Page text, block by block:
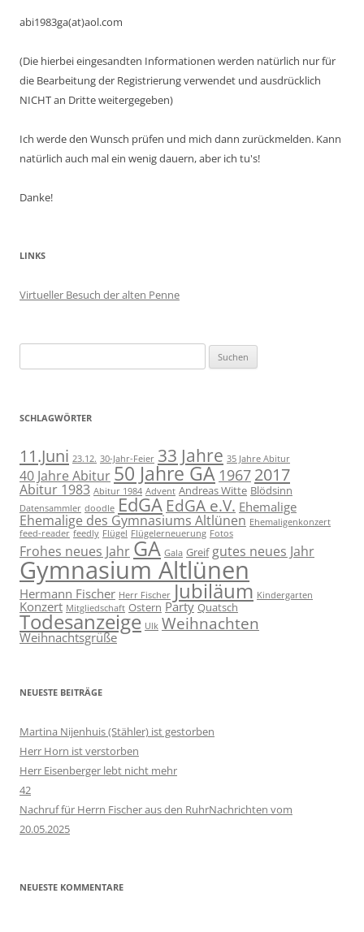
abi1983ga(at)aol.com
(Die hierbei eingesandten Informationen werden natürlich nur für
die Bearbeitung der Registrierung verwendet und ausdrücklich
NICHT an Dritte weitergegeben)
Ich werde den Wunsch prüfen und mich dann zurückmelden. Kann
natürlich auch mal ein wenig dauern, aber ich tu's!
Danke!
LINKS
Virtueller Besuch der alten Penne
nach:
SCHLAGWÖRTER
11.Juni 23.12. 30-Jahr-Feier 33 Jahre 35 Jahre Abitur
40 Jahre Abitur 50 Jahre GA 1967 2017
Abitur 1983 Abitur 1984 Advent Andreas Witte Blödsinn
Datensammler doodle EdGA EdGA e.V. Ehemalige
Ehemalige des Gymnasiums Altlünen Ehemaligenkonzert
feed-reader feedly Flügel Flügelerneuerung Fotos
Frohes neues JahrGA Gala Greif gutes neues Jahr
Gymnasium Altlünen
Hermann Fischer Herr Fischer Jubiläum Kindergarten
Konzert Mitgliedschaft Ostern Party Quatsch
Todesanzeige Ulk Weihnachten
Weihnachtsgrüße
NEUESTE BEITRÄGE
Martina Nijenhuis (Stähler) ist gestorben
Herr Horn ist verstorben
Herr Eisenberger lebt nicht mehr
42
Nachruf für Herrn Fischer aus den RuhrNachrichten vom
20.05.2025
NEUESTE KOMMENTARE